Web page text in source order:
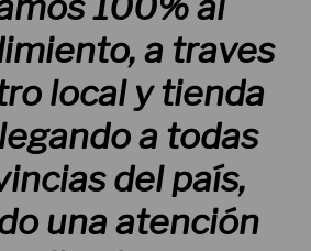
a traves
local y tienda
a todas
del país,
una atención